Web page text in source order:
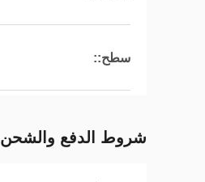
سطح::
شروط الدفع والشحن